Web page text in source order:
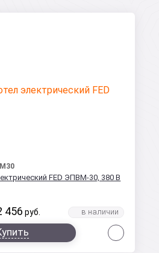
FED ЭПВМ-30, 380 В
456 руб.